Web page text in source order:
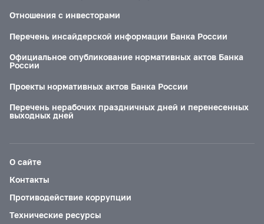
Отношения с инвесторами
Перечень инсайдерской информации Банка России
Официальное опубликование нормативных актов Банка
России
Проекты нормативных актов Банка России
Перечень нерабочих праздничных дней и перенесенных
выходных дней
О сайте
Контакты
Противодействие коррупции
Технические ресурсы